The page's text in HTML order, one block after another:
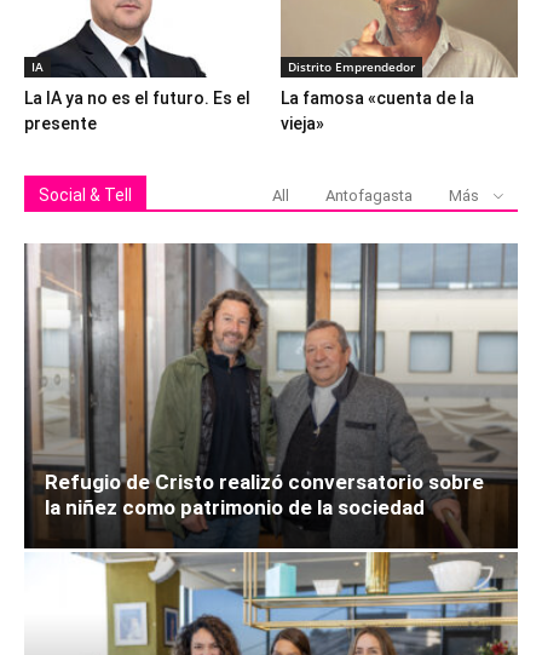
IA
La IA ya no es el futuro. Es el
presente
Distrito Emprendedor
La famosa «cuenta de la
vieja»
Social & Tell All Antofagasta Más
Refugio de Cristo realizó conversatorio sobre
la niñez como patrimonio de la sociedad